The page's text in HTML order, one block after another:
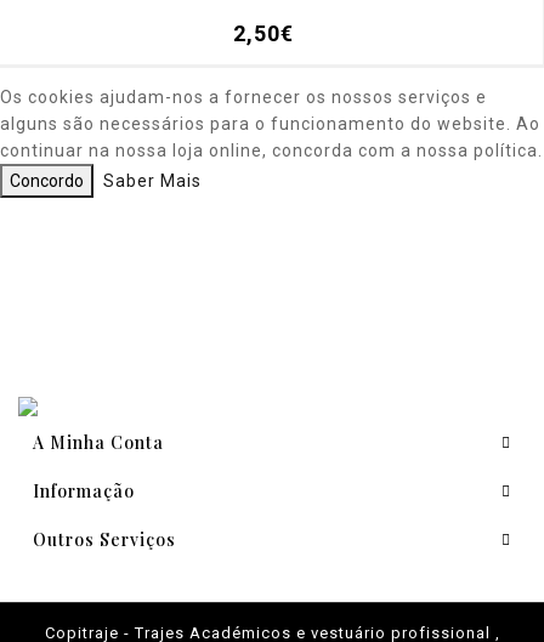
2,50€
Os cookies ajudam-nos a fornecer os nossos serviços e
alguns são necessários para o funcionamento do website. Ao
continuar na nossa loja online, concorda com a nossa política.
Concordo
Saber Mais
A Minha Conta
Informação
Outros Serviços
Copitraje - Trajes Académicos e vestuário profissional ,